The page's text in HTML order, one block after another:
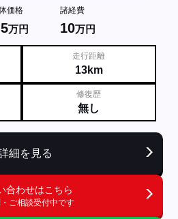
価格
万円
諸経費
10万円
走行距離
13km
修復歴
無し
細を見る
合わせはこちら
・ご相談受付中です